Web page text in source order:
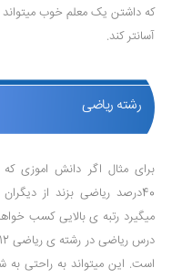
که داشتن یک معلم خوب میتواند
آسانتر کند.
رشته ریاضی
برای مثال اگر دانش اموزی
میگیرد رتبه ی بالایی کسب
است. این میتواند به راحتی